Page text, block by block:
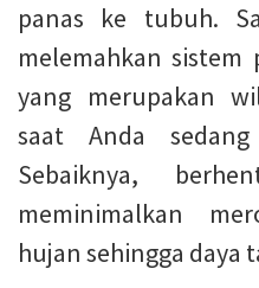
panas ke tubuh.
melemahkan sistem
yang merupakan
saat Anda
Sebaiknya,
meminimalkan
hujan sehingga daya